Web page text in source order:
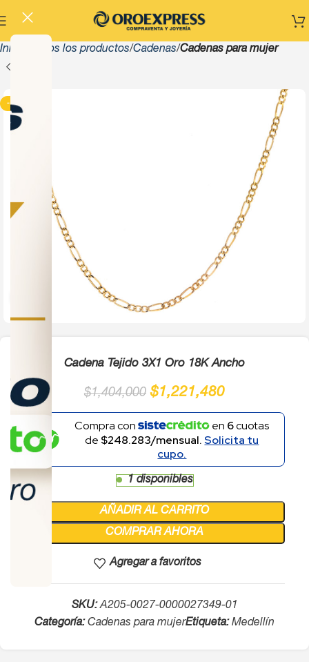
Inicio Todos los productos Cadenas Cadenas para mujer
-13%
Click to enlarge
Cadena Tejido 3X1 Oro 18K Ancho
$1,404,000 $1,221,480
Compra con en 6cuotas
de $248.283/mensual.Solicita tu
cupo.
1 disponibles
AÑADIR AL CARRITO
COMPRAR AHORA
Agregar a favoritos
SKU:A205-0027-0000027349-01
Categoría: Cadenas para mujerEtiqueta: Medellín